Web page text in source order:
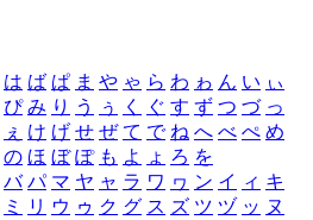
は ば ぱ ま や ゃ ら わ ゎ ん い ぃ
ぴ み り う ぅ く ぐ す ず つ づ っ
ぇ け げ せ ぜ て で ね へ べ ぺ め
の ほ ぼ ぽ も よ ょ ろ を
バ パ マ ヤ ャ ラ ワ ヮ ン イ ィ キ
ミ リ ウ ゥ ク グ ス ズ ツ ヅ ッ ヌ